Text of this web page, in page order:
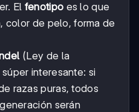
El fenotipo es lo que
color de pelo, forma de
(Ley de la
interesante: si
razas puras, todos
serán